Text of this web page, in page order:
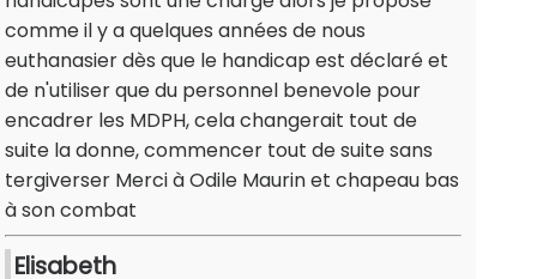
comme il y a quelques années de nous
euthanasier dès que le handicap est déclaré et
de n'utiliser que du personnel benevole pour
encadrer les MDPH, cela changerait tout de
suite la donne, commencer tout de suite sans
tergiverser Merci à Odile Maurin et chapeau bas
à son combat
Elisabeth